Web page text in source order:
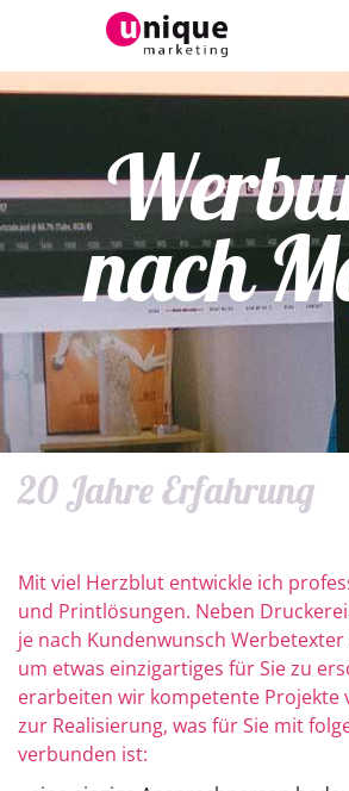
nach
20 Jahre Erfahrung
Mit viel Herzblut entwickle ich
und Printlösungen. Neben
je nach Kundenwunsch
um etwas einzigartiges für Sie zu
erarbeiten wir kompetente Projekte
zur Realisierung, was für Sie mit
verbunden ist: